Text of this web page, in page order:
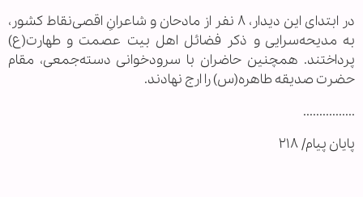
در ابتدای این دیدار، ۸ نفر از مادحان و شاعرانِ اقصی‌نقاط کشور،
به مدیحه‌سرایی و ذکر فضائل اهل بیت عصمت و طهارت(ع)
پرداختند. همچنین حاضران با سرودخوانی دسته‌جمعی، مقام
حضرت صدیقه طاهره(س) را ارج نهادند.
................
پایان پیام/ ۲۱۸